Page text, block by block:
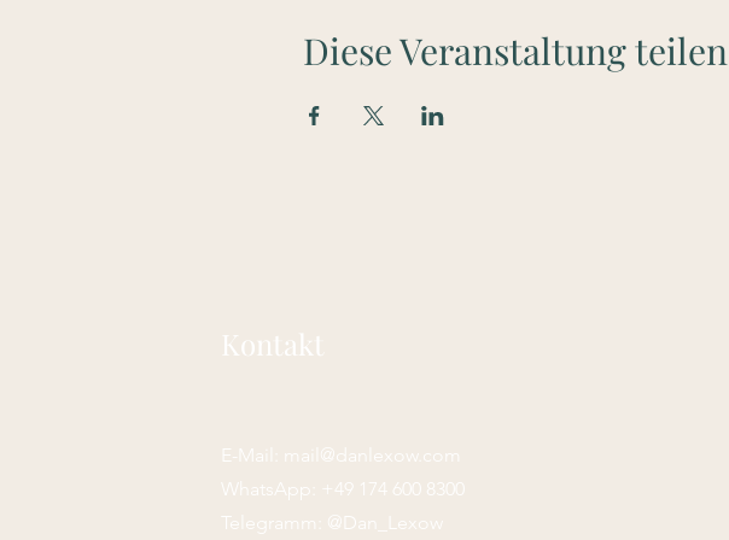
Diese Veranstaltung teilen
Kontakt
E-Mail:
mail@danlexow.com
W​hatsApp: +49 174 600 8300
Telegramm: @Dan_Lexow